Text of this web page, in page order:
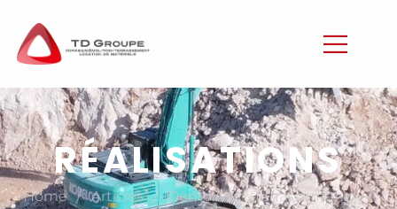
RÉALISATIONS
Home / Articles / Démolition,Terrassement /